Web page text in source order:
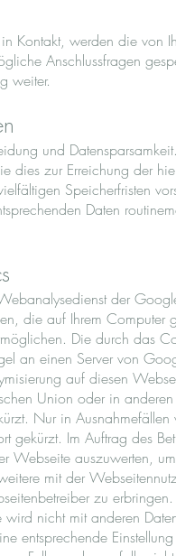
Kontakt, werden die von
Anschlussfragen
weiter.
und
dies zur Erreichung der
Speicherfristen
Daten
der
die auf Ihrem
Die durch das
an einen Server von
auf diesen
Union oder in anderen
Nur in
gekürzt. Im Auftrag des
Webseite auszuwerten,
mit der
zu
wird nicht mit anderen
entsprechende